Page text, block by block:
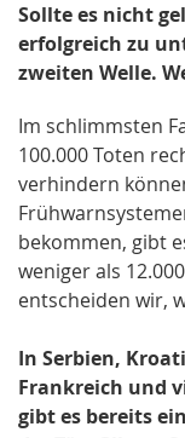
Sollte es nicht
erfolgreich zu
zweiten Welle.
Im schlimmsten
100.000 Toten
verhindern
bekommen, gibt
weniger als
entscheiden wir,
In Serbien,
Frankreich und
gibt es bereits